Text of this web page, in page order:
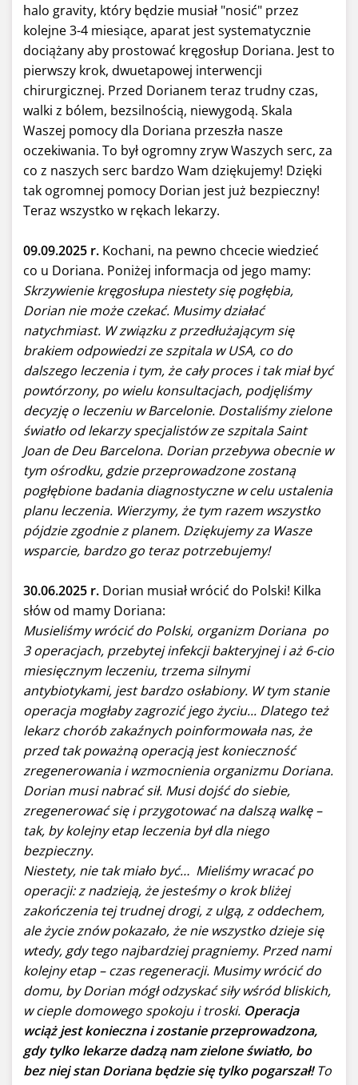
halo gravity, który będzie musiał "nosić" przez
kolejne 3-4 miesiące, aparat jest systematycznie
dociążany aby prostować kręgosłup Doriana. Jest to
pierwszy krok, dwuetapowej interwencji
chirurgicznej. Przed Dorianem teraz trudny czas,
walki z bólem, bezsilnością, niewygodą. Skala
Waszej pomocy dla Doriana przeszła nasze
oczekiwania. To był ogromny zryw Waszych serc, za
co z naszych serc bardzo Wam dziękujemy! Dzięki
tak ogromnej pomocy Dorian jest już bezpieczny!
Teraz wszystko w rękach lekarzy.
09.09.2025 r. Kochani, na pewno chcecie wiedzieć
co u Doriana. Poniżej informacja od jego mamy:
Skrzywienie kręgosłupa niestety się pogłębia,
Dorian nie może czekać. Musimy działać
natychmiast. W związku z przedłużającym się
brakiem odpowiedzi ze szpitala w USA, co do
dalszego leczenia i tym, że cały proces i tak miał być
powtórzony, po wielu konsultacjach, podjęliśmy
decyzję o leczeniu w Barcelonie. Dostaliśmy zielone
światło od lekarzy specjalistów ze szpitala Saint
Joan de Deu Barcelona. Dorian przebywa obecnie w
tym ośrodku, gdzie przeprowadzone zostaną
pogłębione badania diagnostyczne w celu ustalenia
planu leczenia. Wierzymy, że tym razem wszystko
pójdzie zgodnie z planem. Dziękujemy za Wasze
wsparcie, bardzo go teraz potrzebujemy!
30.06.2025 r. Dorian musiał wrócić do Polski! Kilka
słów od mamy Doriana:
Musieliśmy wrócić do Polski, organizm Doriana po
3 operacjach, przebytej infekcji bakteryjnej i aż 6-cio
miesięcznym leczeniu, trzema silnymi
antybiotykami, jest bardzo osłabiony. W tym stanie
operacja mogłaby zagrozić jego życiu... Dlatego też
lekarz chorób zakaźnych poinformowała nas, że
przed tak poważną operacją jest konieczność
zregenerowania i wzmocnienia organizmu Doriana.
Dorian musi nabrać sił. Musi dojść do siebie,
zregenerować się i przygotować na dalszą walkę –
tak, by kolejny etap leczenia był dla niego
bezpieczny.
Niestety, nie tak miało być… Mieliśmy wracać po
operacji: z nadzieją, że jesteśmy o krok bliżej
zakończenia tej trudnej drogi, z ulgą, z oddechem,
ale życie znów pokazało, że nie wszystko dzieje się
wtedy, gdy tego najbardziej pragniemy. Przed nami
kolejny etap – czas regeneracji. Musimy wrócić do
domu, by Dorian mógł odzyskać siły wśród bliskich,
w cieple domowego spokoju i troski. Operacja
wciąż jest konieczna i zostanie przeprowadzona,
gdy tylko lekarze dadzą nam zielone światło, bo
bez niej stan Doriana będzie się tylko pogarszał!To